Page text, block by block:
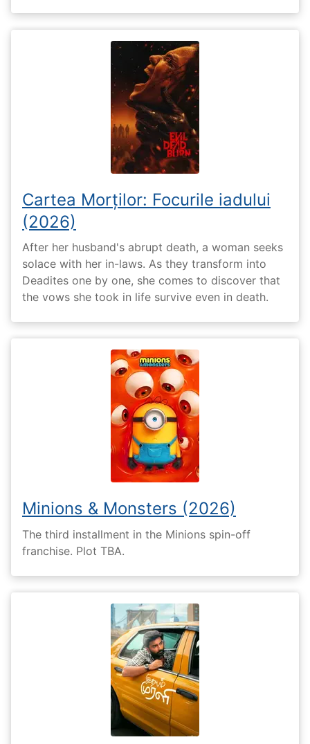
Cartea Morților: Focurile iadului
(2026)
After her husband's abrupt death, a woman seeks
solace with her in-laws. As they transform into
Deadites one by one, she comes to discover that
the vows she took in life survive even in death.
Minions & Monsters (2026)
The third installment in the Minions spin-off
franchise. Plot TBA.